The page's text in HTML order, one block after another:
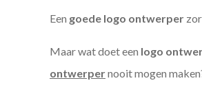
Een goede logo ontwerper
Maar wat doet een logo
ontwerpernooit mogen